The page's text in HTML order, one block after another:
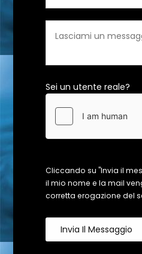
Sei un utente reale?
Cliccando su "Invia il
il mio nome e la mail
corretta erogazione del
Invia Il Messaggio